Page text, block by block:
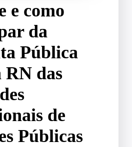
e como
da
Pública
RN das
de
Públicas